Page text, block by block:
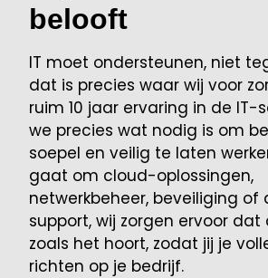
belooft
IT moet ondersteunen, niet
dat is precies waar wij voor
ruim 10 jaar ervaring in de IT-
we precies wat nodig is om
soepel en veilig te laten
gaat om cloud-oplossingen,
netwerkbeheer, beveiliging of
support, wij zorgen ervoor dat
zoals het hoort, zodat jij je
richten op je bedrijf.